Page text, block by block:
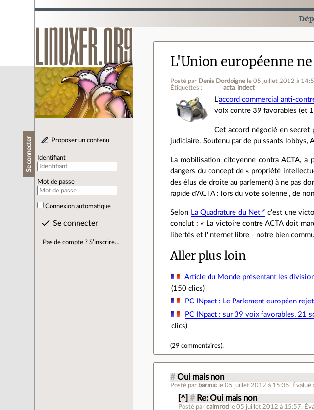
Se connecter Proposer un contenu
Identifiant
Mot de passe
Connexion automatique
Pas de compte ? S’inscrire…
L'Union européenne
Posté par Denis Dordoigne le 05 juillet 2012 à
Étiquettes :
acta indect
L'accord commercial anti-
voix contre 39 favorables (et
Cet accord négocié en
judiciaire. Soutenu par de puissants lobbys,
La mobilisation citoyenne contra ACTA, a
dangers du concept de « propriété
des élus de droite au parlement) à ne pas
rapide d'ACTA : lors du vote solennel, de
Selon La Quadrature du Net
c'est une
conclut : « La victoire contre ACTA doit
libertés et l'Internet libre - notre bien
Aller plus loin
Article du Monde présentant les
(150 clics)
PC INpact : Le Parlement européen
PC INpact : sur 39 voix favorables, 21
clics)
(29 commentaires).
# Oui mais non
Posté par barmic le 05 juillet 2012 à 15:35. Évalué
[^] # Re: Oui mais non
Posté pardaimrod le 05 juillet 2012 à 15:57.